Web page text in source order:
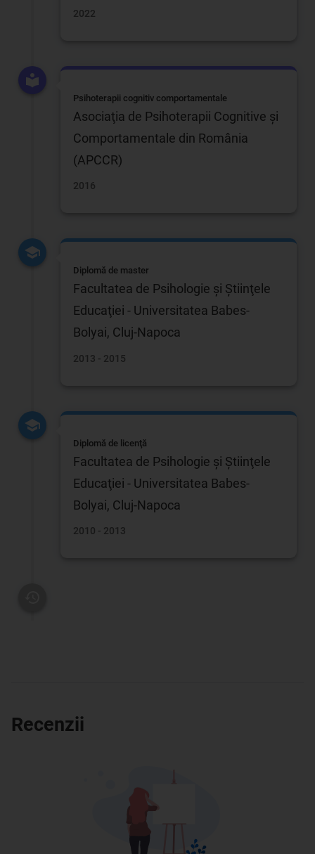
2022
Psihoterapii cognitiv comportamentale
Asociaţia de Psihoterapii Cognitive şi
Comportamentale din România
(APCCR)
2016
Diplomă de master
Facultatea de Psihologie şi Ştiinţele
Educaţiei - Universitatea Babes-
Bolyai, Cluj-Napoca
2013 - 2015
Diplomă de licenţă
Facultatea de Psihologie şi Ştiinţele
Educaţiei - Universitatea Babes-
Bolyai, Cluj-Napoca
2010 - 2013
Recenzii